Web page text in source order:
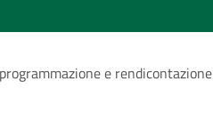
e rendicontazione